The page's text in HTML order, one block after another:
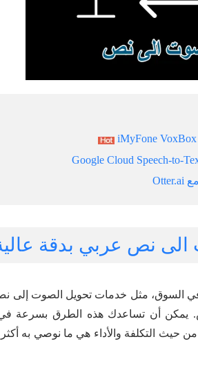
السوق، مثل خدمات تحويل الصوت إلى نص
يمكن أن تساعدك هذه الطرق بسرعة
حيث التكلفة والأداء هي ما نوصي به